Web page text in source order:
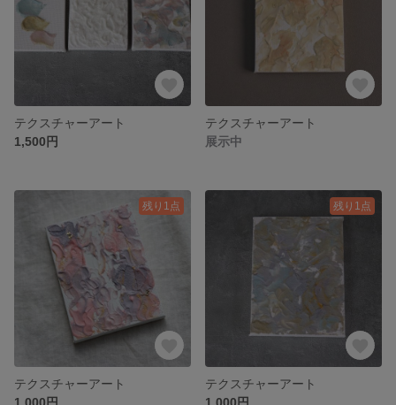
テクスチャーアート
1,500円
テクスチャーアート
展示中
残り1点
テクスチャーアート
1,000円
残り1点
テクスチャーアート
1,000円